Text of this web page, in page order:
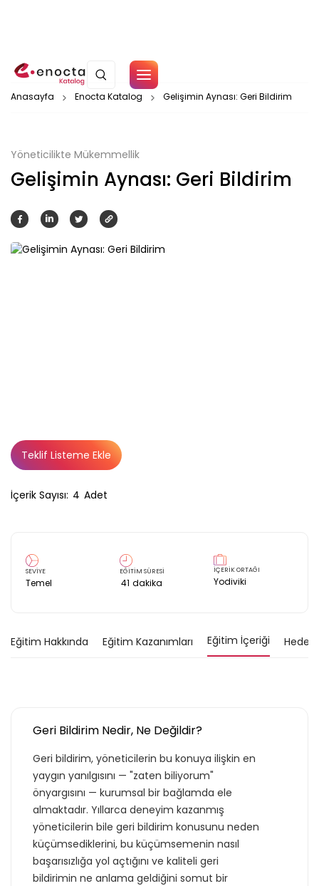
Çerez Politikamız
Anasayfa Enocta Katalog Gelişimin Aynası: Geri Bildirim
Yöneticilikte Mükemmellik
Gelişimin Aynası: Geri Bildirim
İçerik Sayısı: 4 Adet
SEVİYE
Temel
EĞİTİM SÜRESİ
41 dakika
İÇERİK ORTAĞI
Yodiviki
Teklif Listeme Ekle
Eğitim Hakkında Eğitim Kazanımları Eğitim İçeriği Hedef
Geri Bildirim Nedir, Ne Değildir?
Geri bildirim, yöneticilerin bu konuya ilişkin en
yaygın yanılgısını — "zaten biliyorum"
önyargısını — kurumsal bir bağlamda ele
almaktadır. Yıllarca deneyim kazanmış
yöneticilerin bile geri bildirim konusunu neden
küçümsediklerini, bu küçümsemenin nasıl
başarısızlığa yol açtığını ve kaliteli geri
bildirimin ne anlama geldiğini somut bir